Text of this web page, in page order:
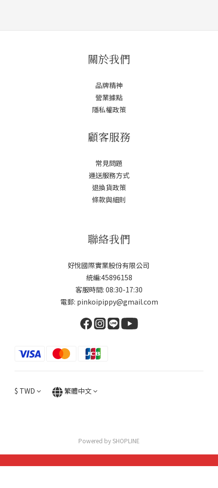
關於我們
品牌精神
營業據點
隱私權政策
顧客服務
常見問題
運送服務方式
退換貨政策
條款與細則
聯絡我們
好悅國際實業股份有限公司
統編:45896158
客服時間: 08:30-17:30
電郵: pinkoipippy@gmail.com
$ TWD 繁體中文
Powered by SHOPLINE